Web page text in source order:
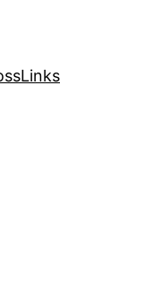
Links